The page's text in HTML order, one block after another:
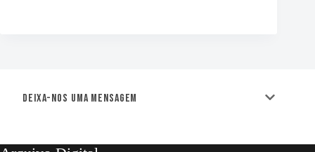
Deixa-nos uma mensagem